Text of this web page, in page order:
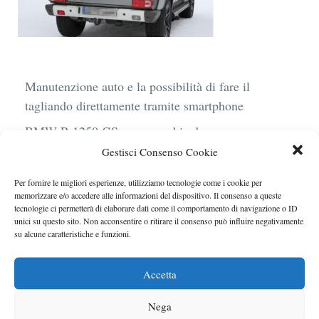
Gestisci Consenso Cookie
Per fornire le migliori esperienze, utilizziamo tecnologie come i cookie per
memorizzare e/o accedere alle informazioni del dispositivo. Il consenso a queste
tecnologie ci permetterà di elaborare dati come il comportamento di navigazione o ID
unici su questo sito. Non acconsentire o ritirare il consenso può influire negativamente
su alcune caratteristiche e funzioni.
Accetta
Nega
Manutenzione auto e la possibilità di fare il
tagliando direttamente tramite smartphone
BMW R 1250 GS: cosa cambia davvero con uno
scarico aftermarket omologato
Audi Q4 e-Tron 40 Business elettrica: mobilità
sostenibile, stile, anche con noleggio a lungo
termine
Ufficiale l’arrivo degli stop lampeggianti
obbligatori in Italia
Le caratteristiche del motore Turbo 100 di